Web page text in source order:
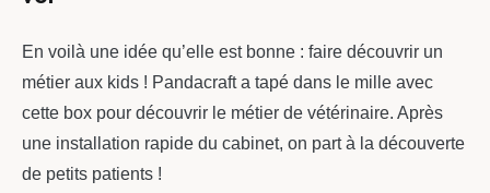
En voilà une idée qu’elle est bonne : faire découvrir un
métier aux kids ! Pandacraft a tapé dans le mille avec
cette box pour découvrir le métier de vétérinaire. Après
une installation rapide du cabinet, on part à la découverte
de petits patients !